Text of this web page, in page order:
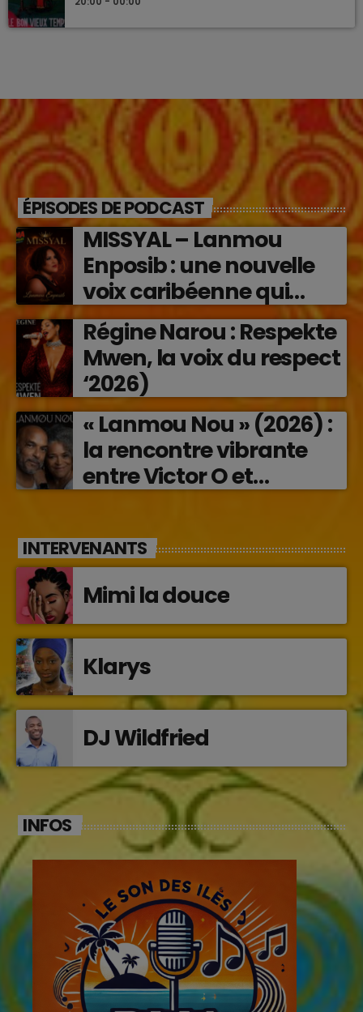
ÉPISODES DE PODCAST
MISSYAL – Lanmou
Enposib : une nouvelle
voix caribéenne qui
transforme les émotions
en musique (2026)
Régine Narou : Respekte
Mwen, la voix du respect
‘2026)
« Lanmou Nou » (2026) :
la rencontre vibrante
entre Victor O et
INTERVENANTS
Mimi la douce
Klarys
DJ Wildfried
INFOS